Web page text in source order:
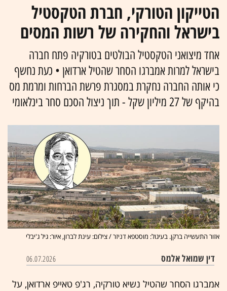
הטייקון הטורקי, חברת הטקסטיל
בישראל והחקירה של רשות המסים
אחד מיצואני הטקסטיל הבולטים בטורקיה פתח חברה
בישראל למרות אמברגו הסחר שהטיל ארדואן • כעת נחשף
כי אותה החברה נחקרת במסגרת פרשת הברחות ומרמת מס
בהיקף של 27 מיליון שקל - תוך ניצול הסכם סחר בינלאומי
אזור התעשייה ברקן. בעיגול: מוסטפא דניזר / צילום: עינת לברון, איור: גיל ג'יבלי
דין שמואל אלמס 06.07.2026
אמברגו הסחר שהטיל נשיא טורקיה, רג'פ טאייפ ארדואן, על